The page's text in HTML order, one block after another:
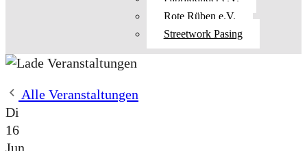
Rote Rüben e.V.
Streetwork Pasing
Alle Veranstaltungen
Di
16
Jun